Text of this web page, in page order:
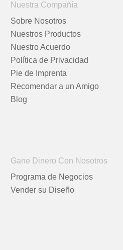
Nuestra Compañía
Sobre Nosotros
Nuestros Productos
Nuestro Acuerdo
Política de Privacidad
Pie de Imprenta
Recomendar a un Amigo
Blog
Gane Dinero Con Nosotros
Programa de Negocios
Vender su Diseño